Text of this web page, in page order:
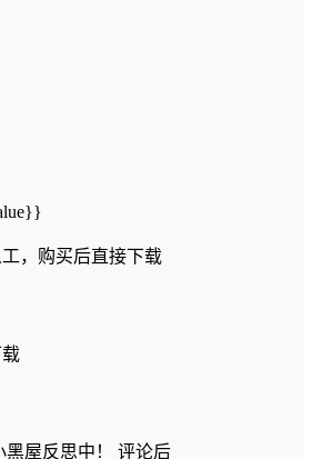
，购买后直接下载
黑屋反思中！ 评论后